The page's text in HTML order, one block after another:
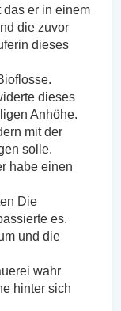
das er in einem
die zuvor
dieses
dieses
Anhöhe.
mit der
solle.
habe einen
Die
es.
und die
wahr
hinter sich